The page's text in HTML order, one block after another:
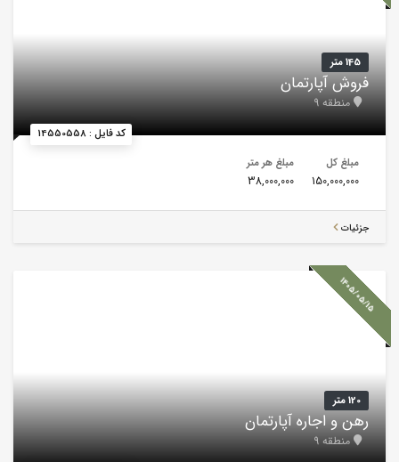
کد فایل : 14550558
145 متر
فروش آپارتمان
منطقه 9
مبلغ کل
150,000,000
مبلغ هر متر
38,000,000
جزئیات
1405/05/15
120 متر
رهن و اجاره آپارتمان
منطقه 9